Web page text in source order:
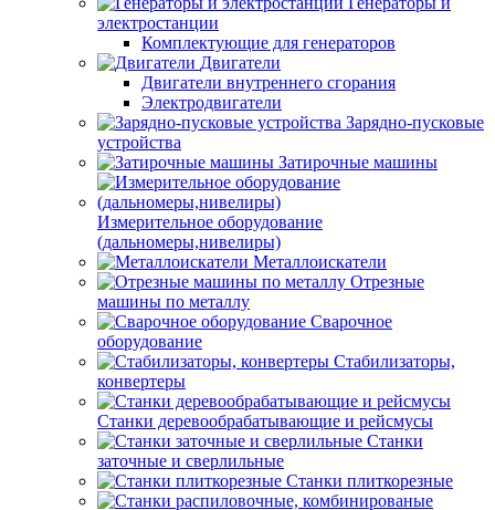
электростанции
Комплектующие для генераторов
Двигатели
Двигатели внутреннего сгорания
Электродвигатели
Зарядно-пусковые
устройства
Затирочные машины
Измерительное оборудование
(дальномеры,нивелиры)
Металлоискатели
Отрезные
машины по металлу
Сварочное
оборудование
Стабилизаторы,
конвертеры
Станки деревообрабатывающие и рейсмусы
Станки
заточные и сверлильные
Станки плиткорезные